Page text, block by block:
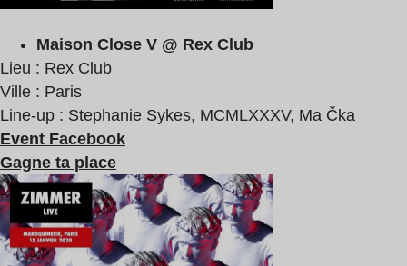
Maison Close V @ Rex Club
Lieu : Rex Club
Ville : Paris
Line-up : Stephanie Sykes, MCMLXXXV, Ma Čka
Event Facebook
Gagne ta place